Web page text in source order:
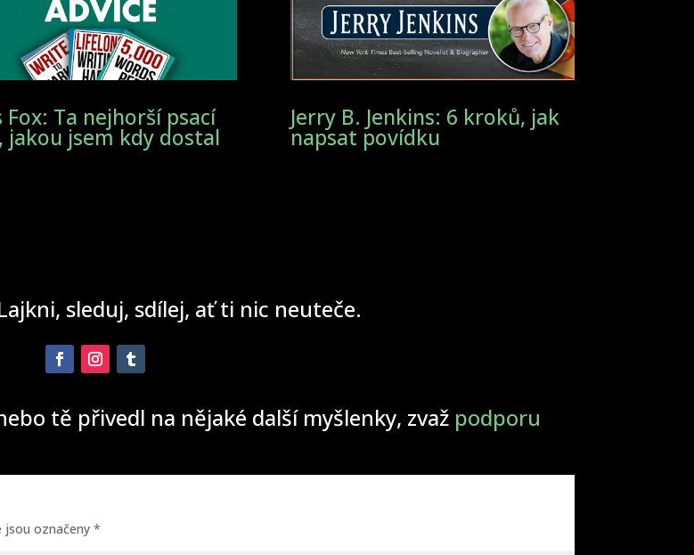
Fox: Ta nejhorší psací
jakou jsem kdy dostal
Jerry B. Jenkins: 6 kroků, jak
napsat povídku
sleduj, sdílej, ať ti nic neuteče.
tě přivedl na nějaké další myšlenky, zvaž podporu
jsou označeny*